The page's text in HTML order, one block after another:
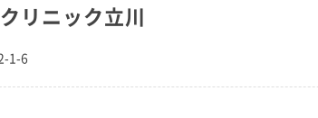
リニック立川
1-6